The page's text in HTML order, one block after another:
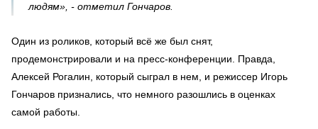
людям», - отметил Гончаров.
Один из роликов, который всё же был снят,
продемонстрировали и на пресс-конференции. Правда,
Алексей Рогалин, который сыграл в нем, и режиссер Игорь
Гончаров признались, что немного разошлись в оценках
самой работы.